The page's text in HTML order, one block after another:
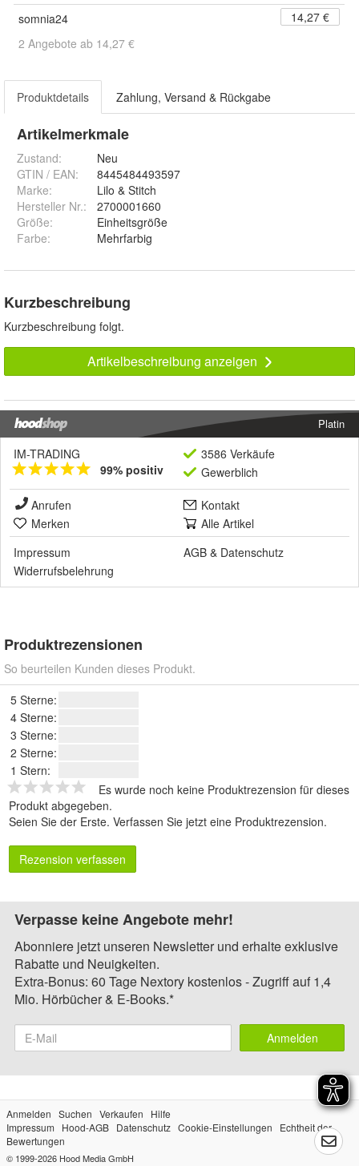
somnia24
14,27 €
2 Angebote ab 14,27 €
Produktdetails Zahlung, Versand & Rückgabe
Artikelmerkmale
Zustand:
Neu
GTIN / EAN:
8445484493597
Marke:
Lilo & Stitch
Hersteller Nr.:
2700001660
Größe:
Einheitsgröße
Farbe: Mehrfarbig
Kurzbeschreibung
Kurzbeschreibung folgt.
Artikelbeschreibung anzeigen
Platin
IM-TRADING
99% positiv
3586 Verkäufe
Gewerblich
Anrufen
Kontakt
Merken
Alle Artikel
Impressum
AGB & Datenschutz
Widerrufsbelehrung
Produktrezensionen
So beurteilen Kunden dieses Produkt.
5 Sterne:
4 Sterne:
3 Sterne:
2 Sterne:
1 Stern:
Es wurde noch keine Produktrezension für dieses
Produkt abgegeben.
Seien Sie der Erste. Verfassen Sie jetzt eine Produktrezension.
Rezension verfassen
Verpasse keine Angebote mehr!
Abonniere jetzt unseren Newsletter und erhalte exklusive
Rabatte und Neuigkeiten.
Extra-Bonus: 60 Tage Nextory kostenlos - Zugriff auf 1,4
Mio. Hörbücher & E-Books.*
Anmelden
Anmelden Suchen Verkaufen
Hilfe
Impressum
Hood-AGB Datenschutz Cookie-Einstellungen
Echtheit der
Bewertungen
© 1999-2026 Hood Media GmbH